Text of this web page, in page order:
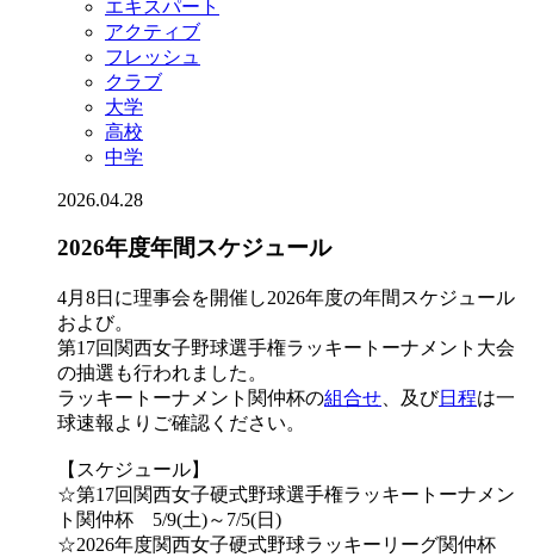
エキスパート
アクティブ
フレッシュ
クラブ
大学
高校
中学
2026.04.28
2026年度年間スケジュール
4月8日に理事会を開催し2026年度の年間スケジュール
および。
第17回関西女子野球選手権ラッキートーナメント大会
の抽選も行われました。
ラッキートーナメント関仲杯の組合せ 、及び日程は一
球速報よりご確認ください。
【スケジュール】
☆第17回関西女子硬式野球選手権ラッキートーナメン
ト関仲杯 5/9(土)～7/5(日)
☆2026年度関西女子硬式野球ラッキーリーグ関仲杯